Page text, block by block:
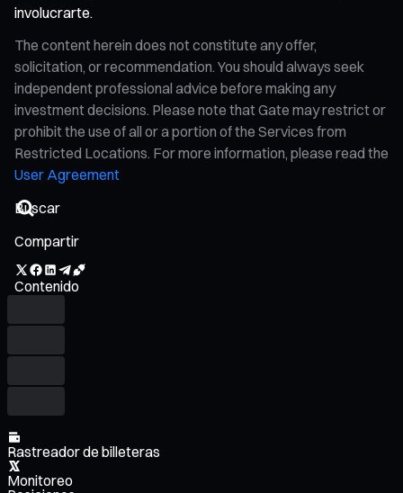
involucrarte.
The content herein does not constitute any offer,
solicitation, or recommendation. You should always seek
independent professional advice before making any
investment decisions. Please note that Gate may restrict or
prohibit the use of all or a portion of the Services from
Restricted Locations. For more information, please read the
User Agreement
Compartir
Contenido
Rastreador de billeteras
Monitoreo